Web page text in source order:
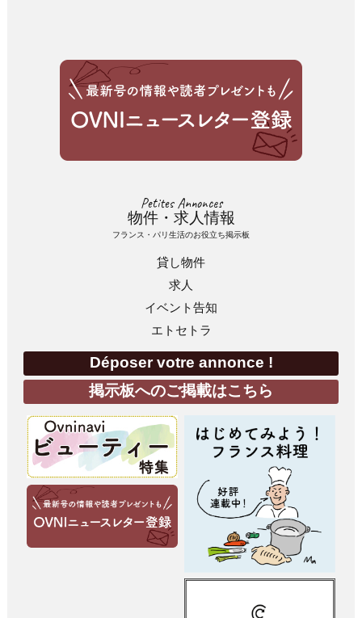
Petites Annonces
物件・求人情報
フランス・パリ生活のお役立ち掲示板
貸し物件
求人
イベント告知
エトセトラ
Déposer votre annonce !
掲示板へのご掲載はこちら